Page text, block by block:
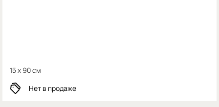
15 x 90 см
Нет в продаже